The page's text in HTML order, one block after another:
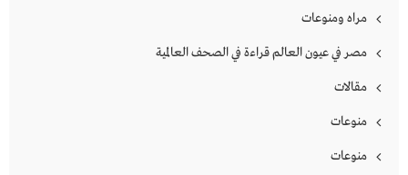
مراه ومنوعات
مصر في عيون العالم قراءة في الصحف العالمية
مقالات
منوعات
منوعات